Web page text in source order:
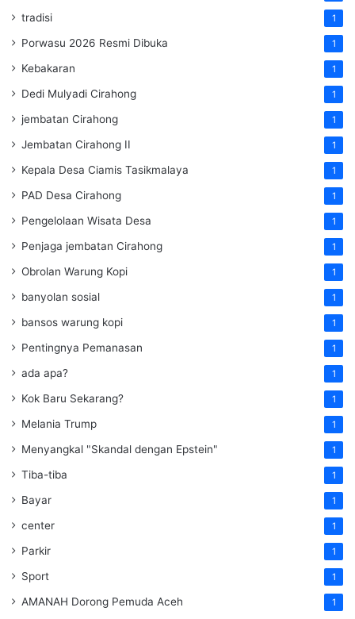
tradisi 1
Porwasu 2026 Resmi Dibuka 1
Kebakaran 1
Dedi Mulyadi Cirahong 1
jembatan Cirahong 1
Jembatan Cirahong II 1
Kepala Desa Ciamis Tasikmalaya 1
PAD Desa Cirahong 1
Pengelolaan Wisata Desa 1
Penjaga jembatan Cirahong 1
Obrolan Warung Kopi 1
banyolan sosial 1
bansos warung kopi 1
Pentingnya Pemanasan 1
ada apa? 1
Kok Baru Sekarang? 1
Melania Trump 1
Menyangkal "Skandal dengan Epstein" 1
Tiba-tiba 1
Bayar 1
center 1
Parkir 1
Sport 1
AMANAH Dorong Pemuda Aceh 1